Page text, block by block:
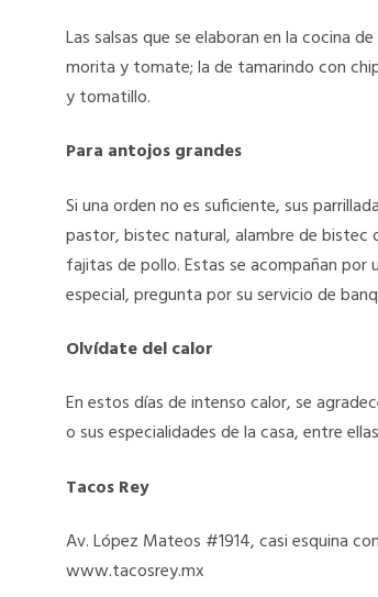
Las salsas que se elaboran en la cocina
morita y tomate; la de tamarindo con
y tomatillo.
Para antojos grandes
Si una orden no es suficiente, sus
pastor, bistec natural, alambre de
fajitas de pollo. Estas se acompañan por
especial, pregunta por su servicio de
Olvídate del calor
En estos días de intenso calor, se
o sus especialidades de la casa, entre
Tacos Rey
Av. López Mateos #1914, casi esquina
www.tacosrey.mx